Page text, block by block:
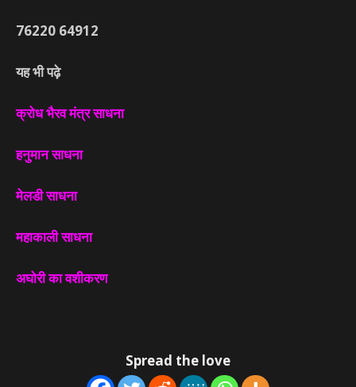
76220 64912
यह भी पढ़े
क्रोध भैरव मंत्र साधना
हनुमान साधना
मेलडी साधना
महाकाली साधना
अघोरी का वशीकरण
Spread the love